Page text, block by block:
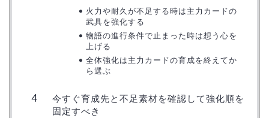
火力や耐久が不足する時は主力カードの
武具を強化する
物語の進行条件で止まった時は想う心を
上げる
全体強化は主力カードの育成を終えてか
ら選ぶ
今すぐ育成先と不足素材を確認して強化順を
固定すべき